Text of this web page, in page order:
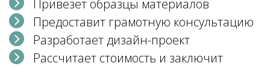
Привезет образцы материалов
Предоставит грамотную консультацию
Разработает дизайн-проект
Рассчитает стоимость и заключит